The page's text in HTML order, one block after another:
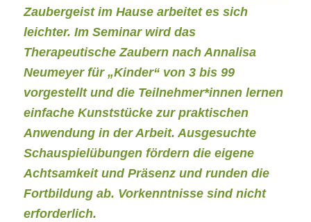
Zaubergeist im Hause arbeitet es sich
leichter. Im Seminar wird das
Therapeutische Zaubern nach Annalisa
Neumeyer für „Kinder“ von 3 bis 99
vorgestellt und die Teilnehmer*innen lernen
einfache Kunststücke zur praktischen
Anwendung in der Arbeit. Ausgesuchte
Schauspielübungen fördern die eigene
Achtsamkeit und Präsenz und runden die
Fortbildung ab. Vorkenntnisse sind nicht
erforderlich.